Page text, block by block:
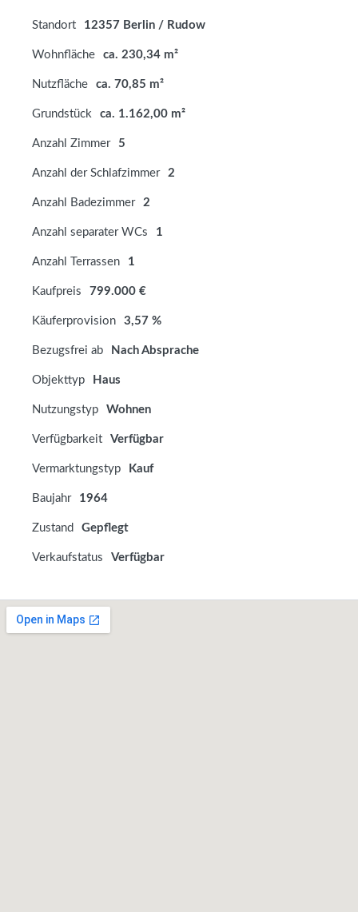
Standort 12357 Berlin / Rudow
Wohnfläche ca. 230,34 m²
Nutzfläche ca. 70,85 m²
Grundstück ca. 1.162,00 m²
Anzahl Zimmer 5
Anzahl der Schlafzimmer 2
Anzahl Badezimmer 2
Anzahl separater WCs 1
Anzahl Terrassen 1
Kaufpreis 799.000 €
Käuferprovision 3,57 %
Bezugsfrei ab Nach Absprache
Objekttyp Haus
Nutzungstyp Wohnen
Verfügbarkeit Verfügbar
Vermarktungstyp Kauf
Baujahr 1964
Zustand Gepflegt
Verkaufstatus Verfügbar